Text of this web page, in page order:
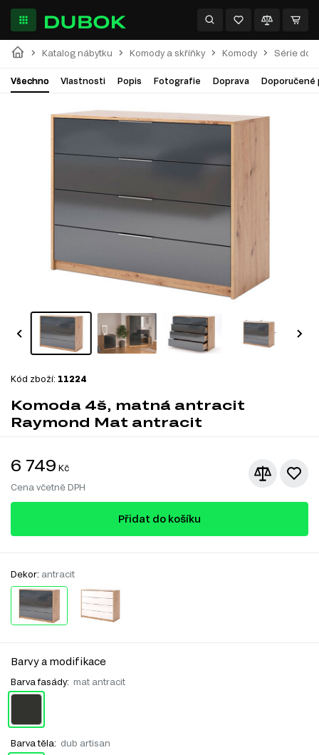
Katalog nábytku Komody a skříňky Komody Série do
Všechno Vlastnosti Popis Fotografie Doprava Doporučené
Kód zboží: 11224
Komoda 4š, matná antracit
Raymond Mat antracit
6 749 Kč
Cena včetně DPH
Přidat do košíku
Dekor: antracit
Barvy a modifikace
Barva fasády: mat antracit
Barva těla: dub artisan